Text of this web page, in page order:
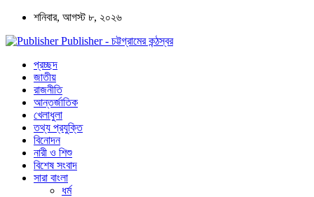
শনিবার, আগস্ট ৮, ২০২৬
Publisher - চট্টগ্রামের কন্ঠস্বর
প্রচ্ছদ
জাতীয়
রাজনীতি
আন্তর্জাতিক
খেলাধুলা
তথ্য প্রযুক্তি
বিনোদন
নারী ও শিশু
বিশেষ সংবাদ
সারা বাংলা
ধর্ম